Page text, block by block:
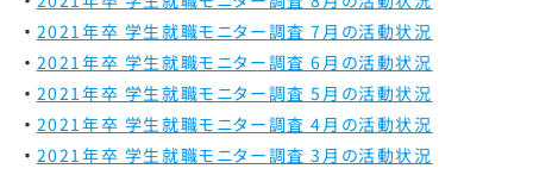
2021年卒 学生就職モニター調査 7月の活動状況
2021年卒 学生就職モニター調査 6月の活動状況
2021年卒 学生就職モニター調査 5月の活動状況
2021年卒 学生就職モニター調査 4月の活動状況
2021年卒 学生就職モニター調査 3月の活動状況